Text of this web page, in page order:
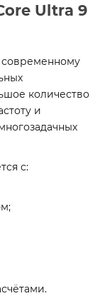
Ultra 9
современному
количество
и
с: